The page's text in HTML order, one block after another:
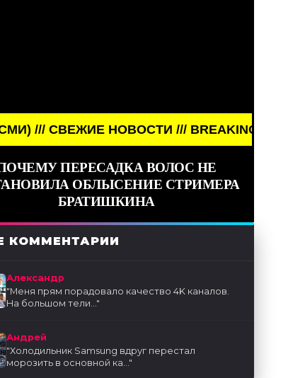
НОВОСТИ /// BREAKING NEWS /// НОВОСТИ
ПЕРЕСАДКА ВОЛОС НЕ
ОБЛЫСЕНИЕ СТРИМЕРА
БРАТИШКИНА
КОММЕНТАРИИ
Александр
"Меня прям порадовало качество 4K каналов.
На большом тели..."
Андрей
"Холодильник Samsung вдруг перестал
морозить в основной ка..."